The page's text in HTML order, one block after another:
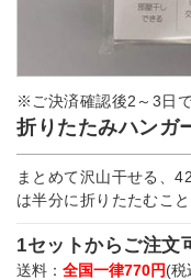
※ご決済確認後2～3日
折りたたみハンガ
まとめて沢山干せる、
は半分に折りたたむこと
1セットからご注文
送料： 全国一律770円(税